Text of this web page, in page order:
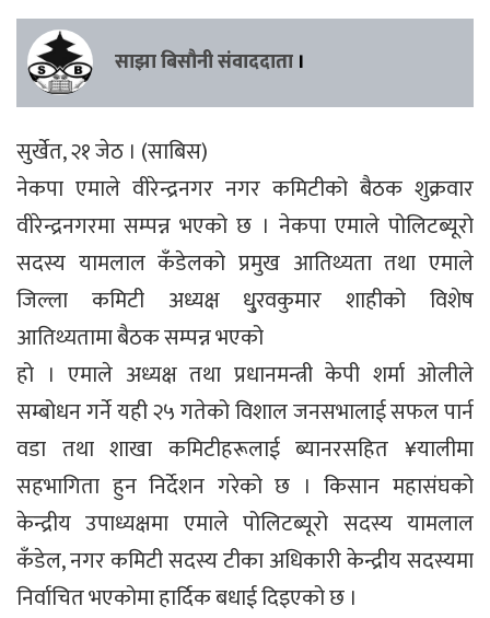
साझा बिसौनी संवाददाता ।
सुर्खेत, २१ जेठ । (साबिस)
नेकपा एमाले वीरेन्द्रनगर नगर कमिटीको बैठक शुक्रवार
वीरेन्द्रनगरमा सम्पन्न भएको छ । नेकपा एमाले पोलिटब्यूरो
सदस्य यामलाल कँडेलको प्रमुख आतिथ्यता तथा एमाले
जिल्ला कमिटी अध्यक्ष धु्रवकुमार शाहीको विशेष
आतिथ्यतामा बैठक सम्पन्न भएको
हो । एमाले अध्यक्ष तथा प्रधानमन्त्री केपी शर्मा ओलीले
सम्बोधन गर्ने यही २५ गतेको विशाल जनसभालाई सफल पार्न
वडा तथा शाखा कमिटीहरूलाई ब्यानरसहित ¥यालीमा
सहभागिता हुन निर्देशन गरेको छ । किसान महासंघको
केन्द्रीय उपाध्यक्षमा एमाले पोलिटब्यूरो सदस्य यामलाल
कँडेल, नगर कमिटी सदस्य टीका अधिकारी केन्द्रीय सदस्यमा
निर्वाचित भएकोमा हार्दिक बधाई दिइएको छ ।